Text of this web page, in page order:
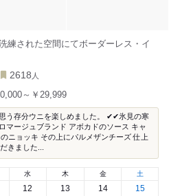
練された空間にてボーダーレス・イ
2618 人
～￥29,999
う存分ウニを楽しめました。 ✔︎✔︎氷見の寒
マージュブランド アボカドのソース キャ
ニョッキ その上にパルメザンチーズ 仕上
きました...
水
12
木
13
金
14
土
15